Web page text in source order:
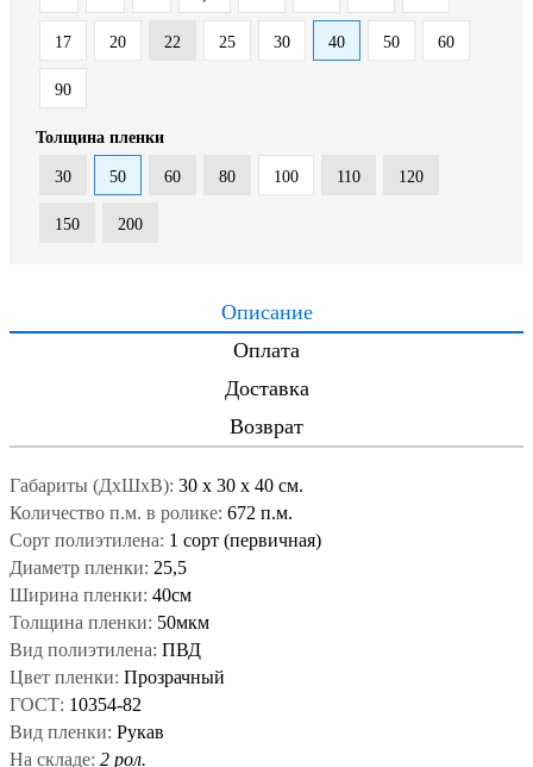
17 20 22 25 30 40 50 60
90
Толщина пленки
30 50 60 80 100 110 120
150 200
Описание
Оплата
Доставка
Возврат
Габариты (ДxШxВ): 30 x 30 x 40 см.
Количество п.м. в ролике: 672 п.м.
Сорт полиэтилена: 1 сорт (первичная)
Диаметр пленки: 25,5
Ширина пленки: 40см
Толщина пленки: 50мкм
Вид полиэтилена: ПВД
Цвет пленки: Прозрачный
ГОСТ: 10354-82
Вид пленки: Рукав
На складе: 2 рол.